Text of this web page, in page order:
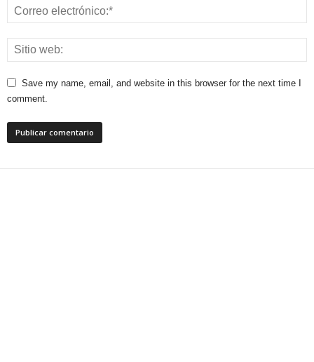
Save my name, email, and website in this browser for the next time I
comment.